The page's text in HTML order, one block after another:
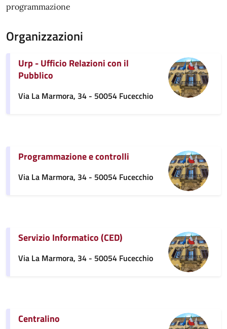
programmazione
Organizzazioni
Urp - Ufficio Relazioni con il
Pubblico
Via La Marmora, 34 - 50054 Fucecchio
Programmazione e controlli
Via La Marmora, 34 - 50054 Fucecchio
Servizio Informatico (CED)
Via La Marmora, 34 - 50054 Fucecchio
Centralino